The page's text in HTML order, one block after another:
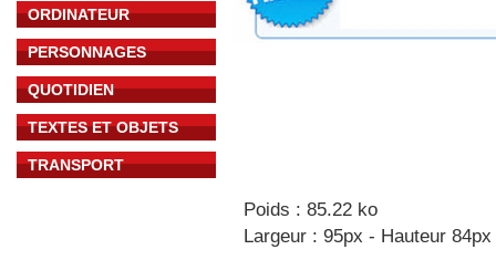
ORDINATEUR
PERSONNAGES
QUOTIDIEN
TEXTES ET OBJETS
TRANSPORT
Poids : 85.22 ko
Largeur : 95px - Hauteur 84px